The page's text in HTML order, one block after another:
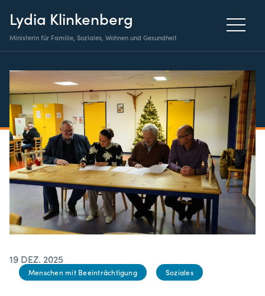
Lydia Klinkenberg
Ministerin für Familie, Soziales, Wohnen und Gesundheit
19 DEZ. 2025
Menschen mit Beeinträchtigung Soziales